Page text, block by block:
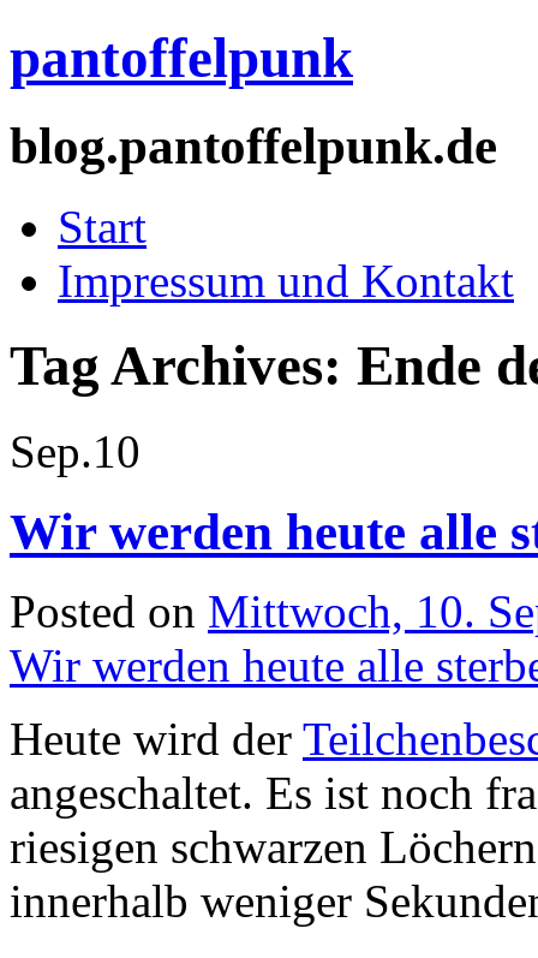
pantoffelpunk
blog.pantoffelpunk.de
Start
Impressum und Kontakt
Tag Archives: Ende
Sep.10
Wir werden heute alle
Posted on Mittwoch, 10.
Wir werden heute alle
Heute wird der
angeschaltet. Es ist noch
riesigen schwarzen
innerhalb weniger